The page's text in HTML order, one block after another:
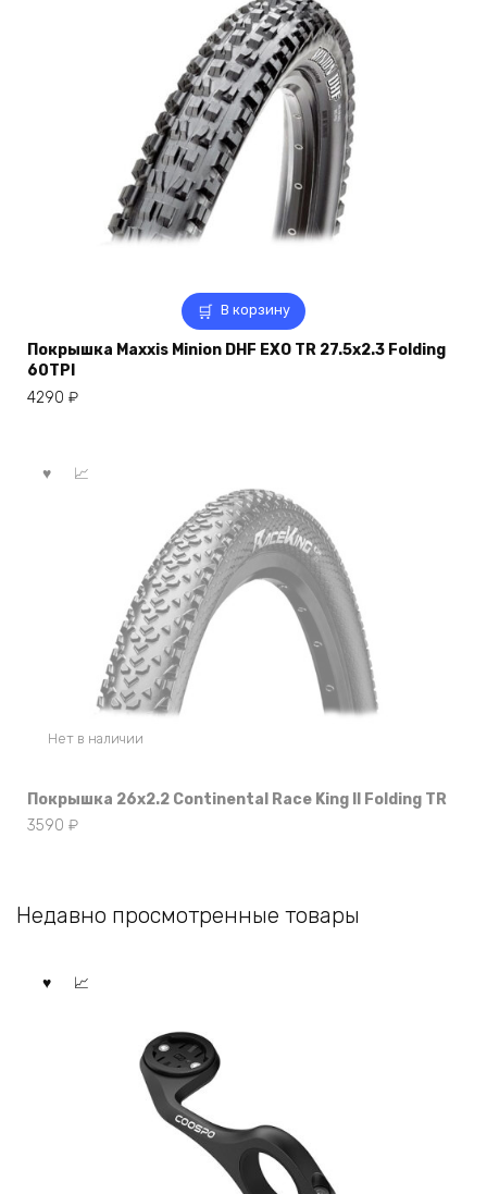
В корзину
Покрышка Maxxis Minion DHF EXO TR 27.5х2.3 Folding
60TPI
4290 ₽
Нет в наличии
Покрышка 26х2.2 Continental Race King II Folding TR
3590 ₽
Недавно просмотренные товары